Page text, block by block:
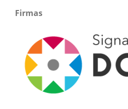
Firmas